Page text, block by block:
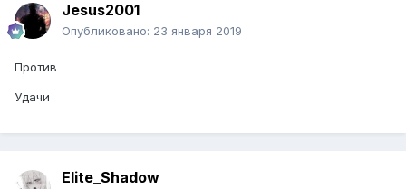
Jesus2001
Опубликовано: 23 января 2019
Против
Удачи
Elite_Shadow